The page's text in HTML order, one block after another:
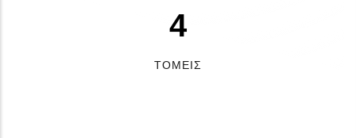
4
ΤΟΜΕΊΣ